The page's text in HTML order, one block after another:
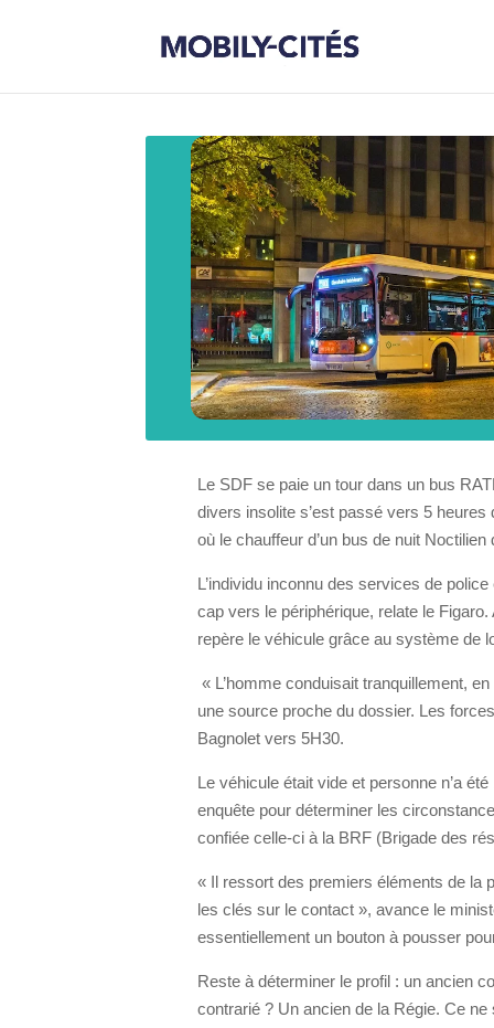
Le SDF se paie un tour dans un bus
divers insolite s’est passé vers 5
où le chauffeur d’un bus de nuit
L’individu inconnu des services de
cap vers le périphérique, relate le
repère le véhicule grâce au système de
« L’homme conduisait tranquillement,
une source proche du dossier. Les
Bagnolet vers 5H30.
Le véhicule était vide et personne n’a
enquête pour déterminer les
confiée celle-ci à la BRF (Brigade des
« Il ressort des premiers éléments de la
les clés sur le contact », avance le
essentiellement un bouton à pousser
Reste à déterminer le profil : un ancien
contrarié ? Un ancien de la Régie. Ce